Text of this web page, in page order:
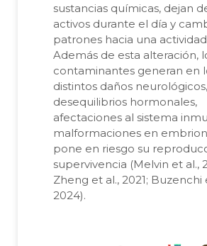
sustancias químicas, dejan
activos durante el día y
patrones hacia una
Además de esta alteración,
contaminantes generan en
distintos daños neurológicos,
desequilibrios hormonales,
afectaciones al sistema
malformaciones en
pone en riesgo su
supervivencia (Melvin et al.,
Zheng et al., 2021; Buzenchi
2024).